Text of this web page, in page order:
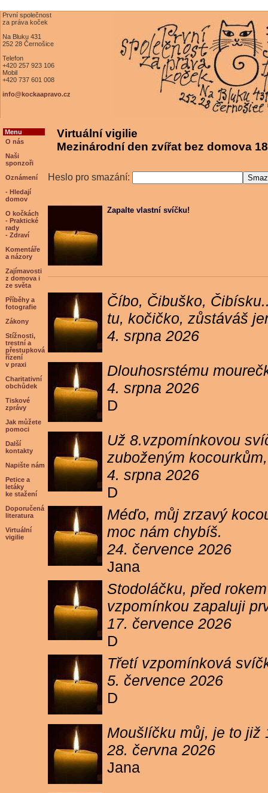
První společnost
za práva koček
Na Bluku 431
252 28 Černošice
Telefon
+420 257 923 106
Mobil
+420 737 601 008
info@kockaapravo.cz
Menu
O nás
Naši
sponzoři
Oznámení
- Hledají
domov
O kočkách
- Praktické
rady
- Zdraví
Komentáře
a názory
Zajímavosti
z domova i
ze světa
Příběhy a
fotografie
Zákony
Stížnosti,
trestní a
přestupková
řízení
v praxi
Charitativní
obchůdek
Tiskové
zprávy
Jak můžete
pomoci
Další
kontakty
Napište nám
Petice a
letáky
ke stažení
Doporučená
literatura
Virtuální
vigilie
Virtuální vigilie
Mezinárodní den zvířat bez domova
Heslo pro smazání:
Zapalte vlastní svíčku!
Číbo, Čibuško,
tu, kočičko, zůstáváš
4. srpna 2026
Dlouhosrstému
4. srpna 2026
D
Už 8.vzpomínkovou
zuboženým
4. srpna 2026
D
Méďo, můj zrzavý
moc nám chybíš.
24. července 2026
Jana
Stodoláčku, před
vzpomínkou zapaluji
17. července 2026
D
Třetí vzpomínková
5. července 2026
D
Moušlíčku můj, je to již
28. června 2026
Jana